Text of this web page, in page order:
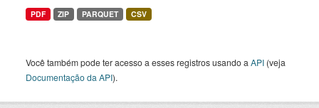
PDF ZIP PARQUET CSV
Você também pode ter acesso a esses registros usando a API (veja
Documentação da API).